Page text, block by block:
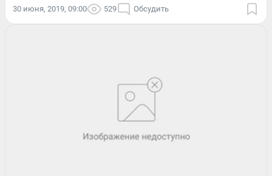
30 июня, 2019, 09:00 529 Обсудить